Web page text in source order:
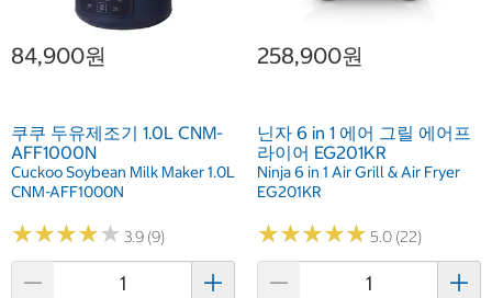
84,900원
쿠쿠 두유제조기 1.0L CNM-
AFF1000N
Cuckoo Soybean Milk Maker 1.0L
CNM-AFF1000N
★★★★★
★★★★★ 3.9 (9)
258,900원
닌자 6 in 1 에어 그릴 에어프
라이어 EG201KR
Ninja 6 in 1 Air Grill & Air Fryer
EG201KR
★★★★★
★★★★★ 5.0 (22)